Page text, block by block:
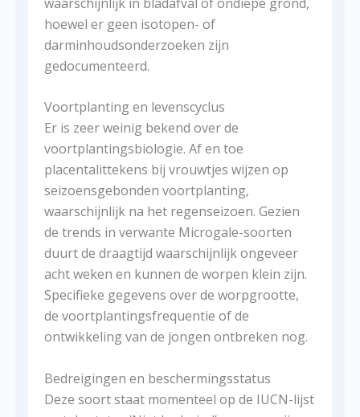
hoewel er geen isotopen- of
darminhoudsonderzoeken zijn
gedocumenteerd.
Voortplanting en levenscyclus
Er is zeer weinig bekend over de
voortplantingsbiologie. Af en toe
placentalittekens bij vrouwtjes wijzen op
seizoensgebonden voortplanting,
waarschijnlijk na het regenseizoen. Gezien
de trends in verwante Microgale-soorten
duurt de draagtijd waarschijnlijk ongeveer
acht weken en kunnen de worpen klein zijn.
Specifieke gegevens over de worpgrootte,
de voortplantingsfrequentie of de
ontwikkeling van de jongen ontbreken nog.
Bedreigingen en beschermingsstatus
Deze soort staat momenteel op de IUCN-lijst